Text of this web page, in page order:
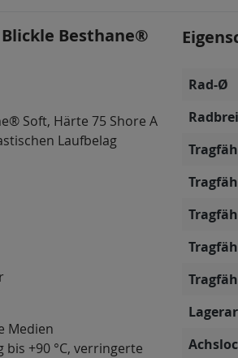
Besthane®
Soft, Härte 75 Shore A
Laufbelag
Medien
bis +90 °C, verringerte
Rad-Ø